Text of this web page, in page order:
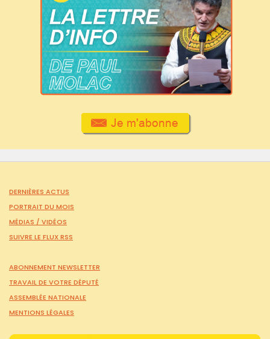
DERNIÈRES ACTUS
PORTRAIT DU MOIS
MÉDIAS / VIDÉOS
SUIVRE LE FLUX RSS
ABONNEMENT NEWSLETTER
TRAVAIL DE VOTRE DÉPUTÉ
ASSEMBLÉE NATIONALE
MENTIONS LÉGALES